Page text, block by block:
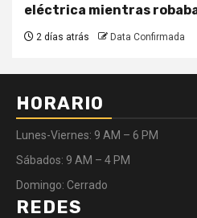
eléctrica mientras
2 días atrás Data Confirmada
HORARIO
Lunes-Viernes: 9 AM – 6 PM
Sábados: 9 AM – 4 PM
Domingo: Cerrado
REDES